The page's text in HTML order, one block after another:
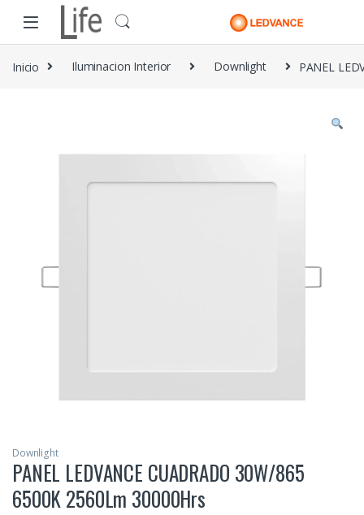
Skip to navigation
Skip to content
Inicio Iluminacion Interior Downlight PANEL
Downlight
PANEL LEDVANCE CUADRADO 30W/865
6500K 2560Lm 30000Hrs